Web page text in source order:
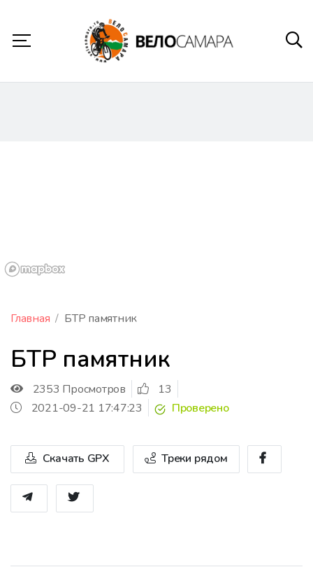
Главная БТР памятник
БТР памятник
2353 Просмотров
13
2021-09-21 17:47:23
Проверено
Скачать GPX Треки рядом